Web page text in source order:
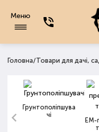
Меню
Головна/Товари для дачі,
Грунтополіпшува
чі
ЕМ-